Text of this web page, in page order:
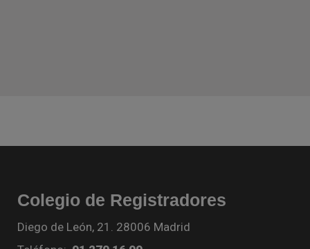
Colegio de Registradores
Diego de León, 21. 28006 Madrid